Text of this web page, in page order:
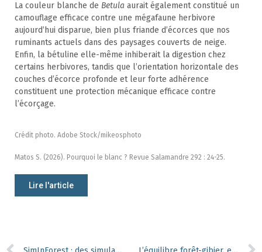
La couleur blanche de Betula aurait également constitué un
camouflage efficace contre une mégafaune herbivore
aujourd’hui disparue, bien plus friande d’écorces que nos
ruminants actuels dans des paysages couverts de neige.
Enfin, la bétuline elle-même inhiberait la digestion chez
certains herbivores, tandis que l’orientation horizontale des
couches d’écorce profonde et leur forte adhérence
constituent une protection mécanique efficace contre
l’écorçage.
Crédit photo. Adobe Stock/mikeosphoto
Matos S. (2026). Pourquoi le blanc ? Revue Salamandre 292 : 24-25.
Lire l'article